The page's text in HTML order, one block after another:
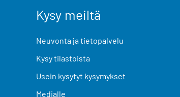
Kysy meiltä
Neuvonta ja tietopalvelu
Kysy tilastoista
Usein kysytyt kysymykset
Medialle